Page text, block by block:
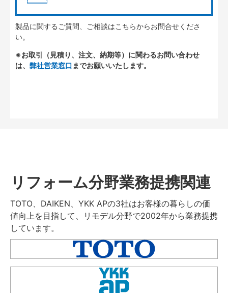
製品に関するご質問、ご相談はこちらからお問合せくださ
い。
※お取引（見積り、注文、納期等）に関わるお問い合わせ
は、 弊社営業窓口 までお願いいたします。
リフォーム分野業務提携関連
TOTO、DAIKEN、YKK APの3社はお客様の暮らしの価
値向上を目指して、リモデル分野で2002年から業務提携
しています。